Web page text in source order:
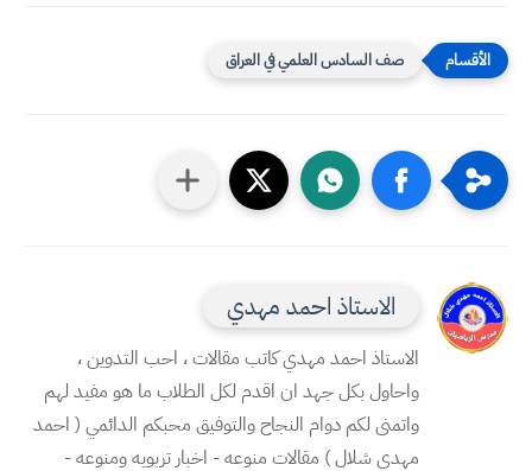
صف السادس العلمي في العراق
الاستاذ احمد مهدي
الاستاذ احمد مهدي كاتب مقالات ، احب التدوين ،
واحاول بكل جهد ان اقدم لكل الطلاب ما هو مفيد لهم
واتمنى لكم دوام النجاح والتوفيق محبكم الدائمي ( احمد
مهدي شلال ) مقالات منوعه - اخبار تربويه ومنوعه -